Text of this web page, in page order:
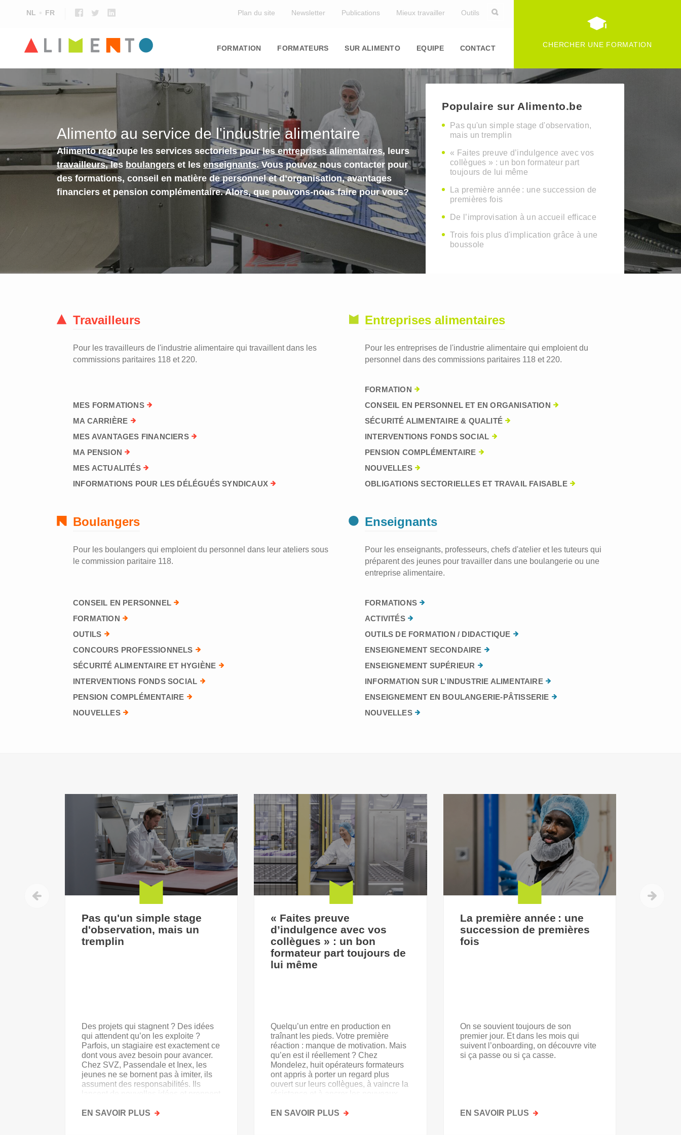
NL FR Plan du site Newsletter Publications Mieux travailler Outils
navigation
FORMATION FORMATEURS SUR ALIMENTO EQUIPE CONTACT CHERCHER UNE FORMATION
Alimento au service de l'industrie alimentaire
Alimento regroupe les services sectoriels pourles entreprises alimentaires, leurs
travailleurs, les boulangers et les enseignants. Vous pouvez nous contacter pour
des formations, conseil en matière de personnel et d’organisation, avantages
financiers et pension complémentaire. Alors, que pouvons-nous faire pour vous?
Populaire sur Alimento.be
Pas qu'un simple stage d'observation,
mais un tremplin
« Faites preuve d’indulgence avec vos
collègues » : un bon formateur part
toujours de lui même
La première année : une succession de
premières fois
De l’improvisation à un accueil efficace
Trois fois plus d'implication grâce à une
boussole
Travailleurs
Pour les travailleurs de l'industrie alimentaire qui travaillent dans les
commissions paritaires 118 et 220.
MES FORMATIONS
MA CARRIÈRE
MES AVANTAGES FINANCIERS
MA PENSION
MES ACTUALITÉS
INFORMATIONS POUR LES DÉLÉGUÉS SYNDICAUX
Entreprises alimentaires
Pour les entreprises de l'industrie alimentaire qui emploient du
personnel dans des commissions paritaires 118 et 220.
FORMATION
CONSEIL EN PERSONNEL ET EN ORGANISATION
SÉCURITÉ ALIMENTAIRE & QUALITÉ
INTERVENTIONS FONDS SOCIAL
PENSION COMPLÉMENTAIRE
NOUVELLES
OBLIGATIONS SECTORIELLES ET TRAVAIL FAISABLE
Boulangers
Pour les boulangers qui emploient du personnel dans leur ateliers sous
le commission paritaire 118.
CONSEIL EN PERSONNEL
FORMATION
OUTILS
CONCOURS PROFESSIONNELS
SÉCURITÉ ALIMENTAIRE ET HYGIÈNE
INTERVENTIONS FONDS SOCIAL
PENSION COMPLÉMENTAIRE
NOUVELLES
Enseignants
Pour les enseignants, professeurs, chefs d'atelier et les tuteurs qui
préparent des jeunes pour travailler dans une boulangerie ou une
entreprise alimentaire.
FORMATIONS
ACTIVITÉS
OUTILS DE FORMATION / DIDACTIQUE
ENSEIGNEMENT SECONDAIRE
ENSEIGNEMENT SUPÉRIEUR
INFORMATION SUR L’INDUSTRIE ALIMENTAIRE
ENSEIGNEMENT EN BOULANGERIE-PÂTISSERIE
NOUVELLES
Pas qu'un simple stage
d'observation, mais un
tremplin
Des projets qui stagnent ? Des idées
qui attendent qu’on les exploite ?
Parfois, un stagiaire est exactement ce
dont vous avez besoin pour avancer.
Chez SVZ, Passendale et Inex, les
jeunes ne se bornent pas à imiter, ils
assument des responsabilités. Ils
lancent de nouvelles idées et prennent
EN SAVOIR PLUS SUR
« Faites preuve
d’indulgence avec vos
collègues » : un bon
formateur part toujours de
lui même
Quelqu’un entre en production en
traînant les pieds. Votre première
réaction : manque de motivation. Mais
qu’en est il réellement ? Chez
Mondelez, huit opérateurs formateurs
ont appris à porter un regard plus
ouvert sur leurs collègues, à vaincre la
résistance et à ancrer les nouveaux
EN SAVOIR PLUS SUR
La première année : une
succession de premières
fois
On se souvient toujours de son
premier jour. Et dans les mois qui
suivent l’onboarding, on découvre vite
si ça passe ou si ça casse.
EN SAVOIR PLUS SUR